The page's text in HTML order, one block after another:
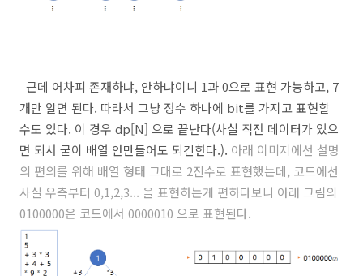
근데 어차피 존재하냐, 안하냐이니 1과 0으로 표현 가능하고, 7
개만 알면 된다. 따라서 그냥 정수 하나에 bit를 가지고 표현할
수도 있다. 이 경우 dp[N] 으로 끝난다(사실 직전 데이터가 있으
면 되서 굳이 배열 안만들어도 되긴한다.). 아래 이미지에선 설명
의 편의를 위해 배열 형태 그대로 2진수로 표현했는데, 코드에선
사실 우측부터 0,1,2,3... 을 표현하는게 편하다보니 아래 그림의
0100000은 코드에서 0000010 으로 표현된다.